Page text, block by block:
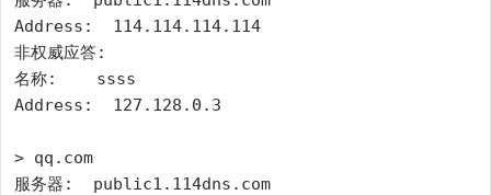
Address:  114.114.114.114
非权威应答:
名称:    ssss
Address:  127.128.0.3
> qq.com
服务器:  public1.114dns.com